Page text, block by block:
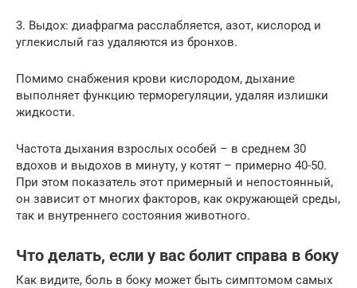
3. Выдох: диафрагма расслабляется, азот, кислород и
углекислый газ удаляются из бронхов.
Помимо снабжения крови кислородом, дыхание
выполняет функцию терморегуляции, удаляя излишки
жидкости.
Частота дыхания взрослых особей – в среднем 30
вдохов и выдохов в минуту, у котят – примерно 40-50.
При этом показатель этот примерный и непостоянный,
он зависит от многих факторов, как окружающей среды,
так и внутреннего состояния животного.
Что делать, если у вас болит справа в боку
Как видите, боль в боку может быть симптомом самых